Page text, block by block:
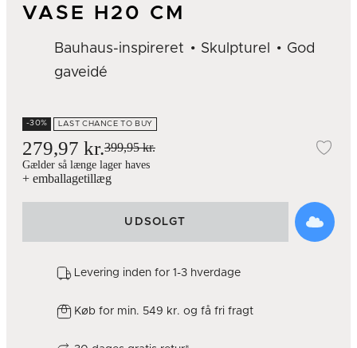
VASE H20 CM
Bauhaus-inspireret Skulpturel
God
gaveidé
-30% LAST CHANCE TO BUY
279,97 kr.399,95 kr.
Gælder så længe lager haves
+ emballagetillæg
UDSOLGT
Levering inden for 1-3 hverdage
Køb for min. 549 kr. og få fri fragt